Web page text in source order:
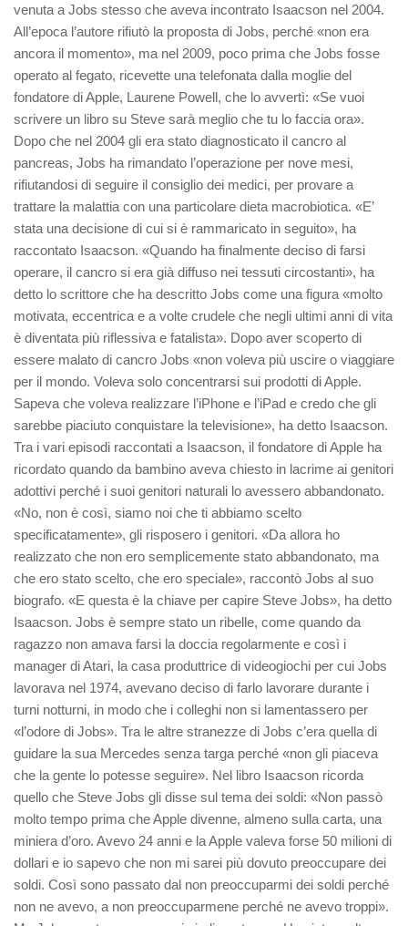
venuta a Jobs stesso che aveva incontrato Isaacson nel 2004.
All’epoca l’autore rifiutò la proposta di Jobs, perché «non era
ancora il momento», ma nel 2009, poco prima che Jobs fosse
operato al fegato, ricevette una telefonata dalla moglie del
fondatore di Apple, Laurene Powell, che lo avvertì: «Se vuoi
scrivere un libro su Steve sarà meglio che tu lo faccia ora».
Dopo che nel 2004 gli era stato diagnosticato il cancro al
pancreas, Jobs ha rimandato l’operazione per nove mesi,
rifiutandosi di seguire il consiglio dei medici, per provare a
trattare la malattia con una particolare dieta macrobiotica. «E’
stata una decisione di cui si è rammaricato in seguito», ha
raccontato Isaacson. «Quando ha finalmente deciso di farsi
operare, il cancro si era già diffuso nei tessuti circostanti», ha
detto lo scrittore che ha descritto Jobs come una figura «molto
motivata, eccentrica e a volte crudele che negli ultimi anni di vita
è diventata più riflessiva e fatalista». Dopo aver scoperto di
essere malato di cancro Jobs «non voleva più uscire o viaggiare
per il mondo. Voleva solo concentrarsi sui prodotti di Apple.
Sapeva che voleva realizzare l’iPhone e l’iPad e credo che gli
sarebbe piaciuto conquistare la televisione», ha detto Isaacson.
Tra i vari episodi raccontati a Isaacson, il fondatore di Apple ha
ricordato quando da bambino aveva chiesto in lacrime ai genitori
adottivi perché i suoi genitori naturali lo avessero abbandonato.
«No, non è così, siamo noi che ti abbiamo scelto
specificatamente», gli risposero i genitori. «Da allora ho
realizzato che non ero semplicemente stato abbandonato, ma
che ero stato scelto, che ero speciale», raccontò Jobs al suo
biografo. «E questa è la chiave per capire Steve Jobs», ha detto
Isaacson. Jobs è sempre stato un ribelle, come quando da
ragazzo non amava farsi la doccia regolarmente e così i
manager di Atari, la casa produttrice di videogiochi per cui Jobs
lavorava nel 1974, avevano deciso di farlo lavorare durante i
turni notturni, in modo che i colleghi non si lamentassero per
«l’odore di Jobs». Tra le altre stranezze di Jobs c’era quella di
guidare la sua Mercedes senza targa perché «non gli piaceva
che la gente lo potesse seguire». Nel libro Isaacson ricorda
quello che Steve Jobs gli disse sul tema dei soldi: «Non passò
molto tempo prima che Apple divenne, almeno sulla carta, una
miniera d’oro. Avevo 24 anni e la Apple valeva forse 50 milioni di
dollari e io sapevo che non mi sarei più dovuto preoccupare dei
soldi. Così sono passato dal non preoccuparmi dei soldi perché
non ne avevo, a non preoccuparmene perché ne avevo troppi».